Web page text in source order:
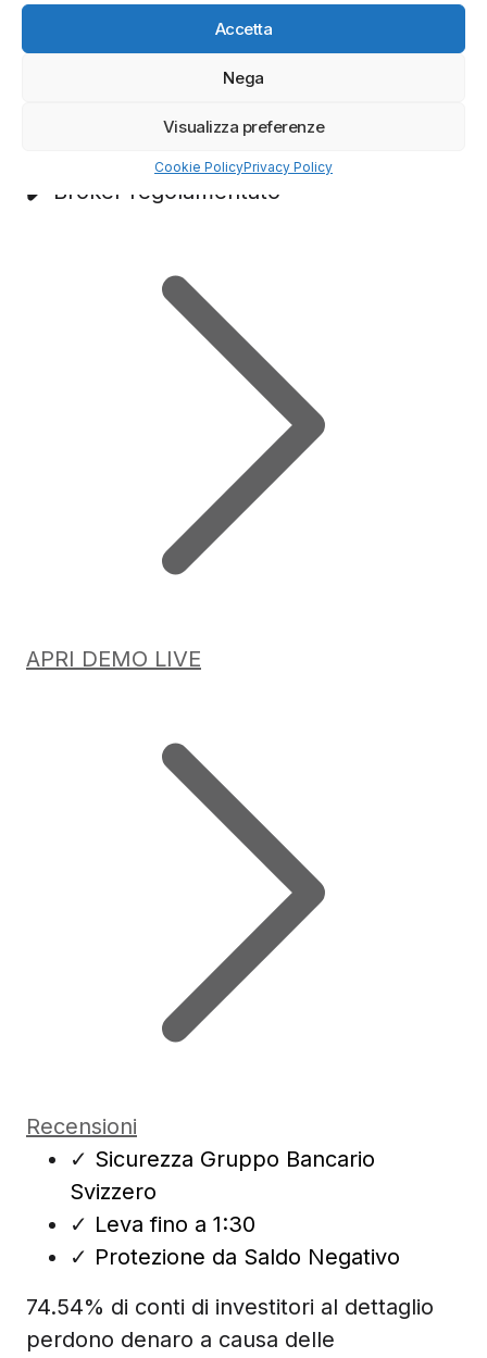
Accetta
Nega
Visualizza preferenze
Cookie PolicyPrivacy Policy
Sicurezza Gruppo Bancario Svizzero
Deposito minimo 100$
✔️ Broker regolamentato
APRI DEMO LIVE
Recensioni
✓ Sicurezza Gruppo Bancario
Svizzero
✓ Leva fino a 1:30
✓ Protezione da Saldo Negativo
74.54% di conti di investitori al dettaglio
perdono denaro a causa delle